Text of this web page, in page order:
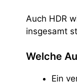
Auch HDR
insgesamt
Welche
Ein